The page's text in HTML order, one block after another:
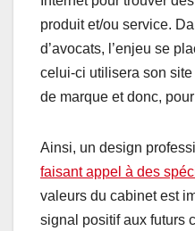
produit et/ou service.
d’avocats, l’enjeu se
celui-ci utilisera son
de marque et donc,
Ainsi, un design
faisant appel à des
valeurs du cabinet est
signal positif aux futurs